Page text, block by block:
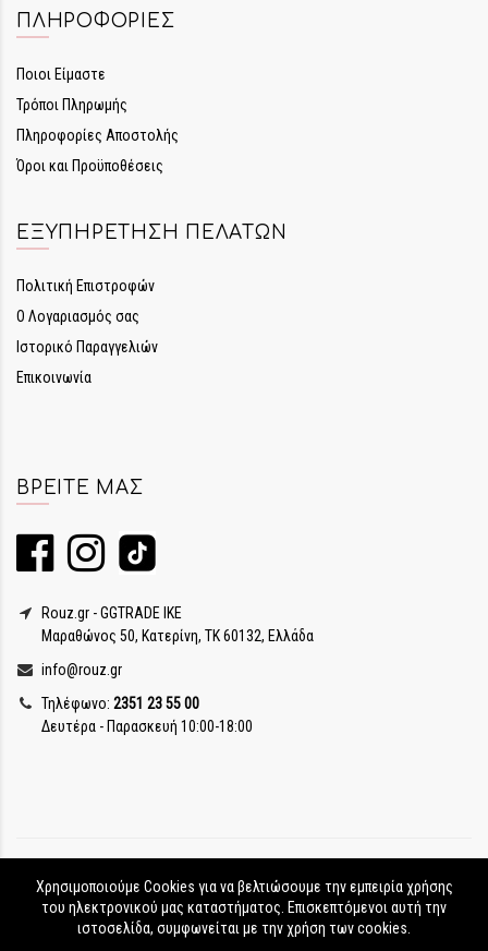
ΠΛΗΡΟΦΟΡΊΕΣ
Ποιοι Είμαστε
Τρόποι Πληρωμής
Πληροφορίες Αποστολής
Όροι και Προϋποθέσεις
ΕΞΥΠΗΡΈΤΗΣΗ ΠΕΛΑΤΏΝ
Πολιτική Επιστροφών
Ο Λογαριασμός σας
Ιστορικό Παραγγελιών
Επικοινωνία
ΒΡΕΊΤΕ ΜΑΣ
Rouz.gr - GGTRADE IKE
Μαραθώνος 50, Κατερίνη, ΤΚ 60132, Ελλάδα
info@rouz.gr
Τηλέφωνο: 2351 23 55 00
Δευτέρα - Παρασκευή 10:00-18:00
Χρησιμοποιούμε Cookies για να βελτιώσουμε την εμπειρία χρήσης
του ηλεκτρονικού μας καταστήματος. Επισκεπτόμενοι αυτή την
ιστοσελίδα, συμφωνείται με την χρήση των cookies.